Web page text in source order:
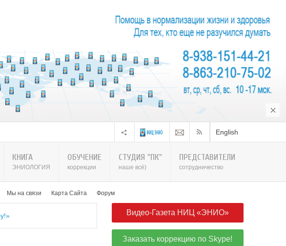
English
КНИГА
ЭНИОЛОГИЯ
ОБУЧЕНИЕ
коррекции
СТУДИЯ "ПК"
наше всё)
ПРЕДСТАВИТЕЛИ
сотрудничество
Мы на связи Карта Сайта Форум
Видео-Газета НИЦ «ЭНИО»
Заказать коррекцию по Skype!